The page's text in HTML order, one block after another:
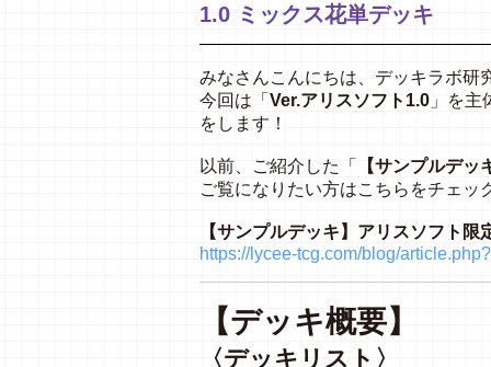
1.0 ミックス花単デッキ
みなさんこんにちは、デッキラボ
今回は「 Ver.アリスソフト1.0 」を主
をします！
以前、ご紹介した「
【サンプルデ
ご覧になりたい方はこちらをチェッ
【サンプルデッキ】アリスソフト
https://lycee-tcg.com/blog/
【デッキ概要】
〈デッキリスト〉